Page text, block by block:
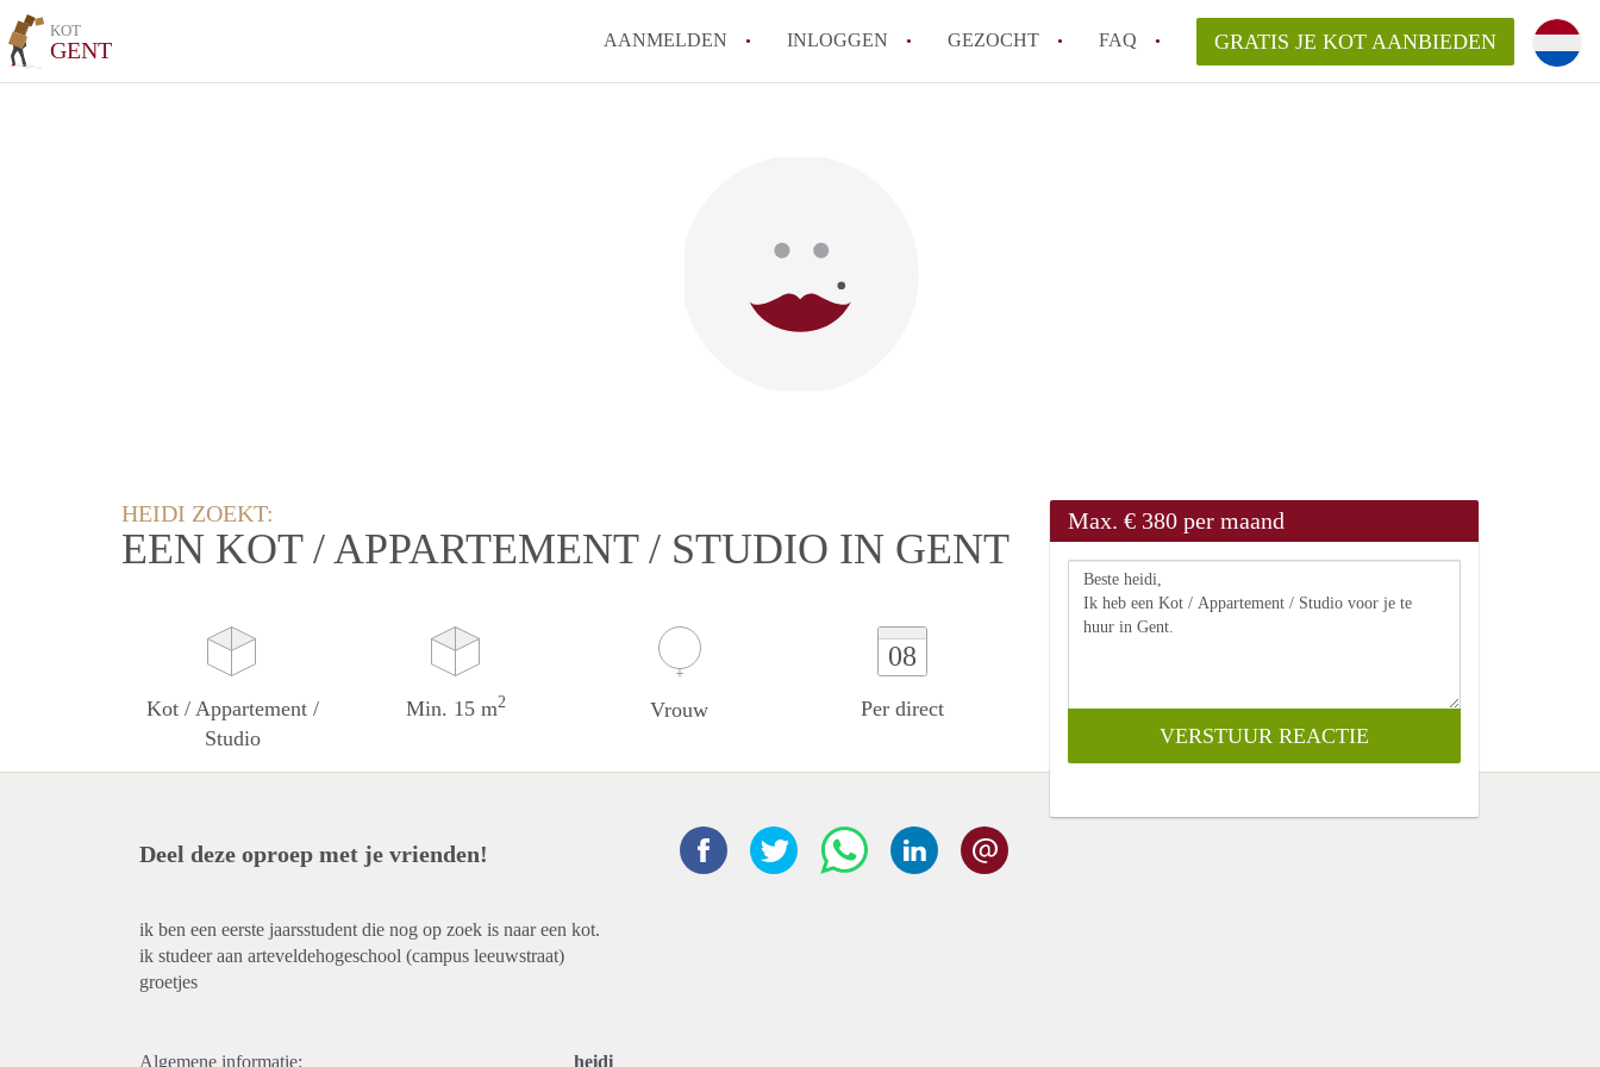
KOT
GENT AANMELDEN INLOGGEN GEZOCHT FAQ GRATIS JE KOT AANBIEDEN
HEIDI ZOEKT:
EEN KOT / APPARTEMENT / STUDIO IN GENT
Kot / Appartement /
Studio
Min. 15 m2 Vrouw
08
Per direct
Max. € 380 per maand
Deel deze oproep met je vrienden!
ik ben een eerste jaarsstudent die nog op zoek is naar een kot.
ik studeer aan arteveldehogeschool (campus leeuwstraat)
groetjes
Algemene informatie: heidi